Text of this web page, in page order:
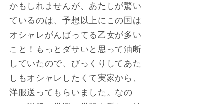
かもしれませんが、あたしが驚い
ているのは、予想以上にこの国は
オシャレがんばってる乙女が多い
こと！もっとダサいと思って油断
していたので、びっくりしてあた
しもオシャレしたくて実家から、
洋服送ってもらいました。なの